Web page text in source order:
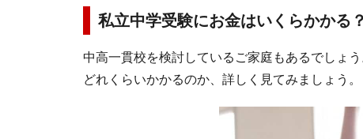
私立中学受験にお金はいくらかかる？
中高一貫校を検討しているご家庭もあるでしょ
どれくらいかかるのか、詳しく見てみましょう。